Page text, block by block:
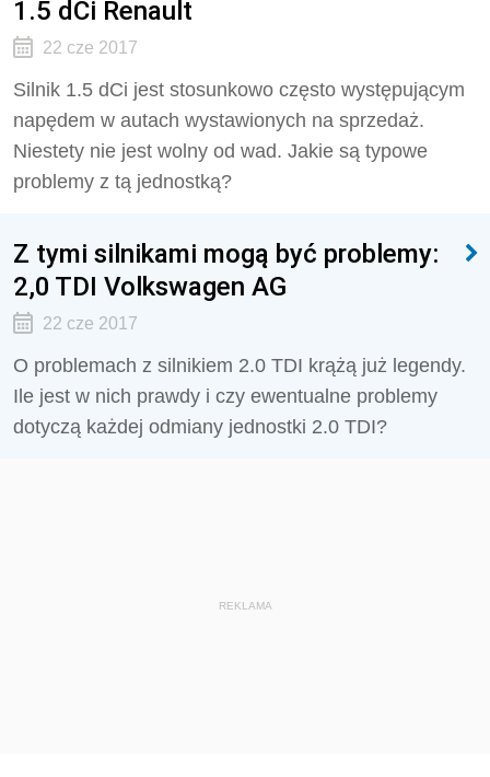
1.5 dCi Renault
22 cze 2017
Silnik 1.5 dCi jest stosunkowo często występującym
napędem w autach wystawionych na sprzedaż.
Niestety nie jest wolny od wad. Jakie są typowe
problemy z tą jednostką?
Z tymi silnikami mogą być problemy:
2,0 TDI Volkswagen AG
22 cze 2017
O problemach z silnikiem 2.0 TDI krążą już legendy.
Ile jest w nich prawdy i czy ewentualne problemy
dotyczą każdej odmiany jednostki 2.0 TDI?
REKLAMA